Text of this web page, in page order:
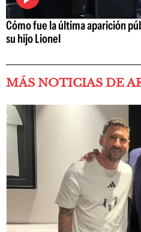
Cómo fue la última aparición
su hijo Lionel
MÁS NOTICIAS DE